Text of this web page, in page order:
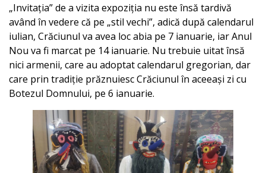
„Invitația” de a vizita expoziția nu este însă tardivă
având în vedere că pe „stil vechi”, adică după calendarul
iulian, Crăciunul va avea loc abia pe 7 ianuarie, iar Anul
Nou va fi marcat pe 14 ianuarie. Nu trebuie uitat însă
nici armenii, care au adoptat calendarul gregorian, dar
care prin tradiție prăznuiesc Crăciunul în aceeași zi cu
Botezul Domnului, pe 6 ianuarie.